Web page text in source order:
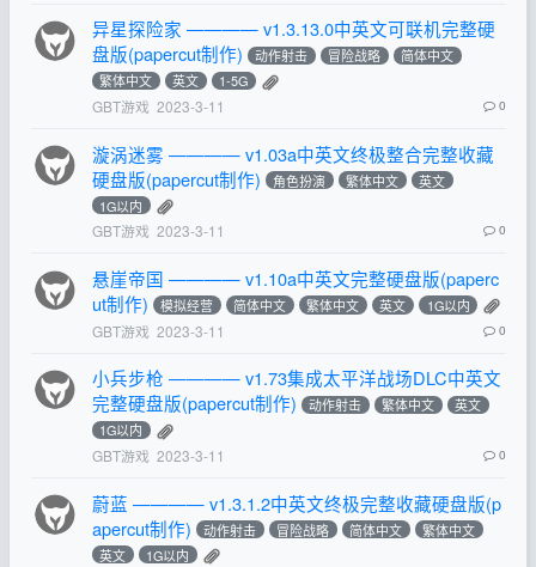
异星探险家 ———— v1.3.13.0中英文可联机完整硬
盘版(papercut制作)
动作射击 冒险战略
简体中文
繁体中文
英文 1-5G
GBT游戏 2023-3-11 0
漩涡迷雾 ———— v1.03a中英文终极整合完整收藏
硬盘版(papercut制作)
角色扮演 繁体中文
英文
1G以内
GBT游戏 2023-3-11 0
悬崖帝国 ———— v1.10a中英文完整硬盘版(paperc
ut制作)
模拟经营 简体中文 繁体中文 英文 1G以内
GBT游戏 2023-3-11 0
小兵步枪 ———— v1.73集成太平洋战场DLC中英文
完整硬盘版(papercut制作)
动作射击 繁体中文
英文
1G以内
GBT游戏 2023-3-11 0
蔚蓝 ———— v1.3.1.2中英文终极完整收藏硬盘版(p
apercut制作)
动作射击 冒险战略 简体中文
繁体中文
英文
1G以内